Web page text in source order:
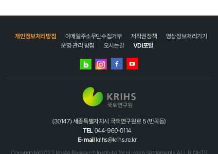
개인정보처리방침 이메일주소무단수집거부 저작권정책
영상정보처리기기
운영·관리 방침
오시는길 VDI포털
네이버
인스타그램
(30147) 세종특별자치시 국책연구원로 5 (반곡동)
TEL 044-960-0114
E-mail krihs@krihs.re.kr